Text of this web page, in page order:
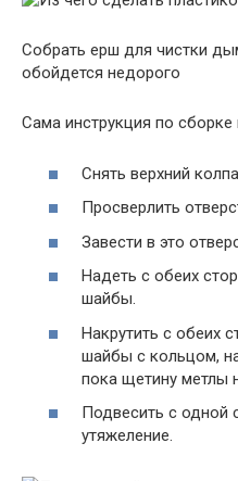
Собрать ерш для чистки
обойдется недорого
Сама инструкция по сборке
Снять верхний
Просверлить
Завести в это
Надеть с обеих
шайбы.
Накрутить с обеих
шайбы с кольцом,
пока щетину метлы
Подвесить с одной
утяжеление.